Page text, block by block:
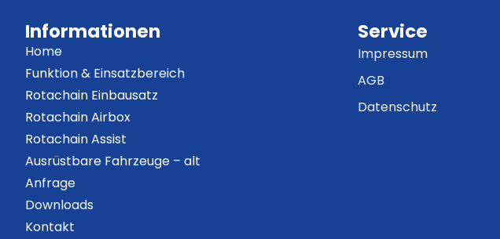
Informationen
Home
Funktion & Einsatzbereich
Rotachain Einbausatz
Rotachain Airbox
Rotachain Assist
Ausrüstbare Fahrzeuge – alt
Anfrage
Downloads
Kontakt
Service
Impressum
AGB
Datenschutz